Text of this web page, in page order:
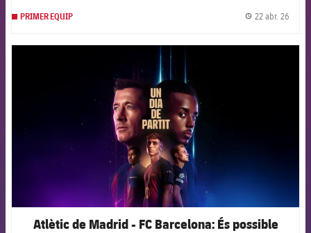
PRIMER EQUIP 22 abr. 26
FCB Barcelona badge
Atlètic de Madrid - FC Barcelona: És possible